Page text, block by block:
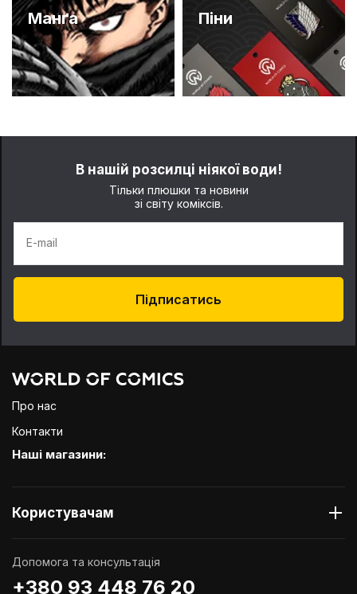
Манґа Піни
В нашій розсилці ніякої води!
Тільки плюшки та новини
зі світу коміксів.
E-mail
Підписатись
Про нас
Контакти
Наші магазини:
Користувачам
Допомога та консультація
+380 93 448 76 20